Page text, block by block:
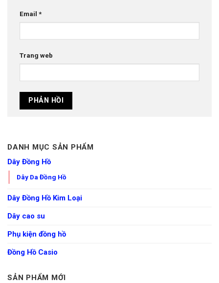
Email *
Trang web
DANH MỤC SẢN PHẨM
Dây Đồng Hồ
Dây Da Đồng Hồ
Dây Đồng Hồ Kim Loại
Dây cao su
Phụ kiện đồng hồ
Đồng Hồ Casio
SẢN PHẨM MỚI